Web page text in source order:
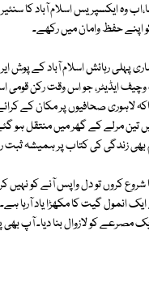
ایکسپریس اسلام آباد کا سنئیر
حفظ وامان میں رکھے۔
پہلی رہائش اسلام آباد کے پوش
وچیف ایڈیٹر، جو اس وقت رکن
لاہوری صحافیوں پر مکان کے
مرلے کے گھر میں منتقل ہو
بھی زندگی کی کتاب پر ہمیشہ ثبت
کروں تو دل واپس آنے کو
انمول گیت کا مکھڑا یاد
مصرعے کو لازوال بنا دیا۔ آپ